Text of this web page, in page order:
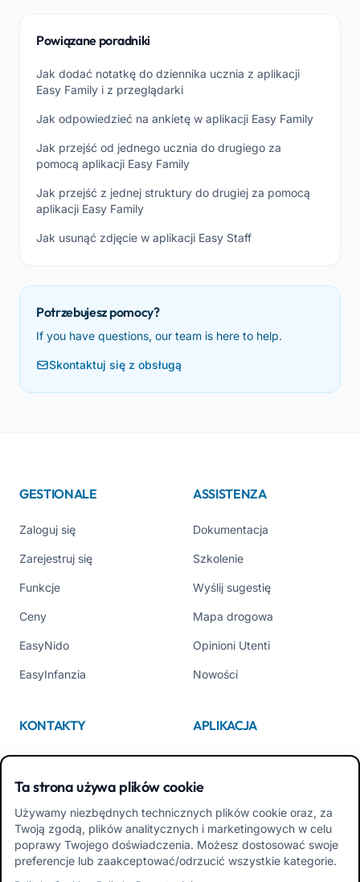
Powiązane poradniki
Jak dodać notatkę do dziennika ucznia z aplikacji
Easy Family i z przeglądarki
Jak odpowiedzieć na ankietę w aplikacji Easy Family
Jak przejść od jednego ucznia do drugiego za
pomocą aplikacji Easy Family
Jak przejść z jednej struktury do drugiej za pomocą
aplikacji Easy Family
Jak usunąć zdjęcie w aplikacji Easy Staff
Potrzebujesz pomocy?
If you have questions, our team is here to help.
Skontaktuj się z obsługą
GESTIONALE
Zaloguj się
Zarejestruj się
Funkcje
Ceny
EasyNido
EasyInfanzia
ASSISTENZA
Dokumentacja
Szkolenie
Wyślij sugestię
Mapa drogowa
Opinioni Utenti
Nowości
KONTAKTY
Kim jesteśmy
Contattaci
Tel +39 02 84152514
APLIKACJA
App Store
Google Play
Pobierz APK Aplikacja dla
Rodzin
Pobierz APK Aplikacja dla
Ta strona używa plików cookie
Używamy niezbędnych technicznych plików cookie oraz, za
Twoją zgodą, plików analitycznych i marketingowych w celu
poprawy Twojego doświadczenia. Możesz dostosować swoje
preferencje lub zaakceptować/odrzucić wszystkie kategorie.